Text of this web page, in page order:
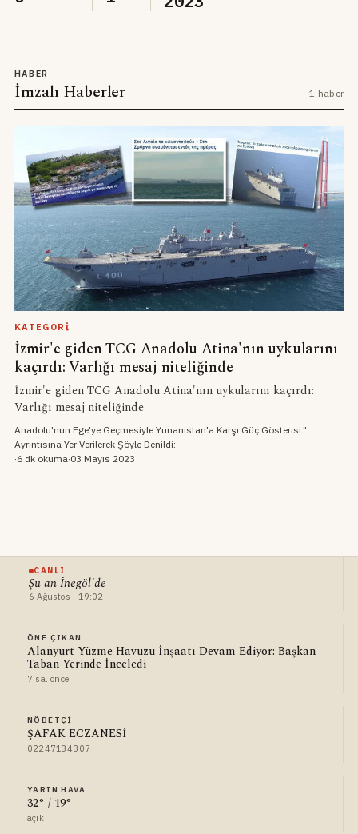
HABER
İmzalı Haberler 1 haber
KATEGORI
İzmir'e giden TCG Anadolu Atina'nın uykularını
kaçırdı: Varlığı mesaj niteliğinde
İzmir'e giden TCG Anadolu Atina'nın uykularını kaçırdı:
Varlığı mesaj niteliğinde
Anadolu'nun Ege'ye Geçmesiyle Yunanistan'a Karşı Güç Gösterisi."
Ayrıntısına Yer Verilerek Şöyle Denildi:
·6 dk okuma·03 Mayıs 2023
CANLI
Şu an İnegöl'de
6 Ağustos · 19:02
ÖNE ÇIKAN
Alanyurt Yüzme Havuzu İnşaatı Devam Ediyor: Başkan
Taban Yerinde İnceledi
7 sa. önce
NÖBETÇI
ŞAFAK ECZANESİ
02247134307
YARIN HAVA
32° / 19°
açık